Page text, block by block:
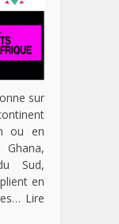
sur
ou en
Sud,
en
Lire